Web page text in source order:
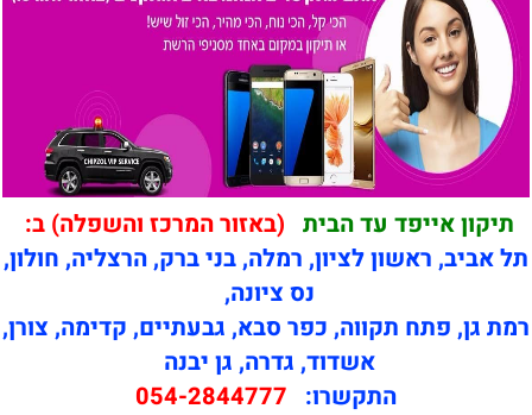
תיקון אייפד עד הבית (באזור המרכז והשפלה) ב:
תל אביב, ראשון לציון, רמלה, בני ברק, הרצליה, חולון,
נס ציונה,
רמת גן, פתח תקווה, כפר סבא, גבעתיים, קדימה, צורן,
אשדוד, גדרה, גן יבנה
התקשרו: 054-2844777